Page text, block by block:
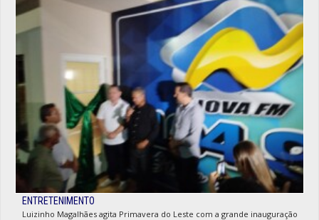
ENTRETENIMENTO
Luizinho Magalhães agita Primavera do Leste com a grande inauguração